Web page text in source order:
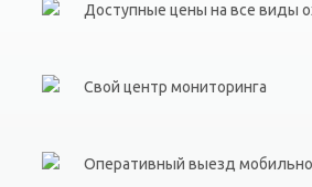
Доступные цены на все виды
Свой центр мониторинга
Оперативный выезд